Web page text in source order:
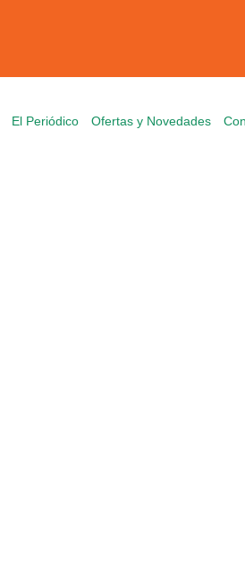
El Periódico Ofertas y Novedades